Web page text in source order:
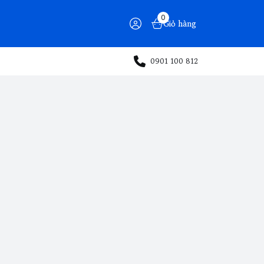
0
Giỏ hàng
0901 100 812